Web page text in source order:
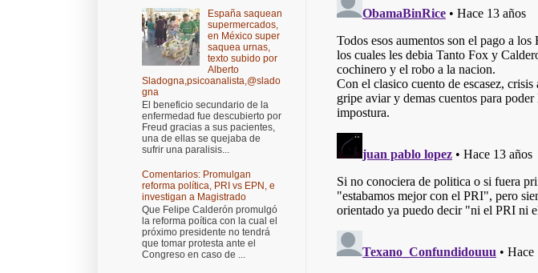
España saquean
supermercados,
en México super
saquea urnas,
texto subido por
Alberto
Sladogna,psicoanalista,@slado
gna
El beneficio secundario de la
enfermedad fue descubierto por
Freud gracias a sus pacientes,
una de ellas se quejaba de
sufrir una paralisis...
Comentarios: Promulgan
reforma política, PRI vs EPN, e
investigan a Magistrado
Que Felipe Calderón promulgó
la reforma poítica con la cual el
próximo presidente no tendrá
que tomar protesta ante el
Congreso en caso de ...